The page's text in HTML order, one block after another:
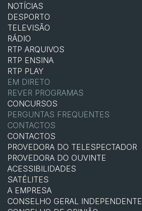
NOTÍCIAS
DESPORTO
TELEVISÃO
RÁDIO
RTP ARQUIVOS
RTP ENSINA
RTP PLAY
EM DIRETO
REVER PROGRAMAS
CONCURSOS
PERGUNTAS FREQUENTES
CONTACTOS
CONTACTOS
PROVEDORA DO TELESPECTADOR
PROVEDORA DO OUVINTE
ACESSIBILIDADES
SATÉLITES
A EMPRESA
CONSELHO GERAL INDEPENDENTE